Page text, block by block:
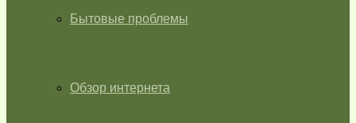
Бытовые проблемы
Обзор интернета